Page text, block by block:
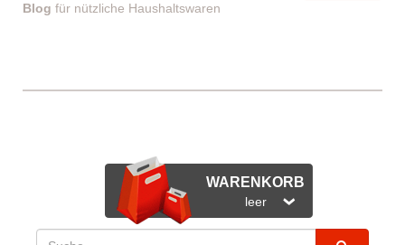
Blog für nützliche Haushaltswaren
WARENKORB
leer